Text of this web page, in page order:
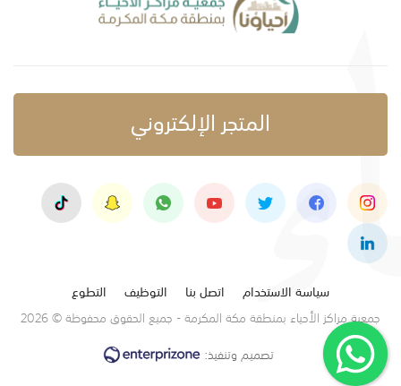
المتجر الإلكتروني
سياسة الاستخدام اتصل بنا التوظيف
التطوع
جمعية مراكز الأحياء بمنطقة مكة المكرمة - جميع الحقوق محفوظة © 2026
تصميم وتنفيذ: